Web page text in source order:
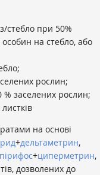
стебло при 50%
на стебло, або
рослин;
заселених рослин;
на основі
+дельтаметрин,
+циперметрин,
дозволених до